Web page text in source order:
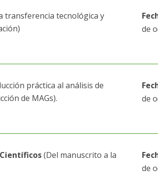
transferencia tecnológica y
de
práctica al análisis de
de MAGs).
de
(Del manuscrito a la
de